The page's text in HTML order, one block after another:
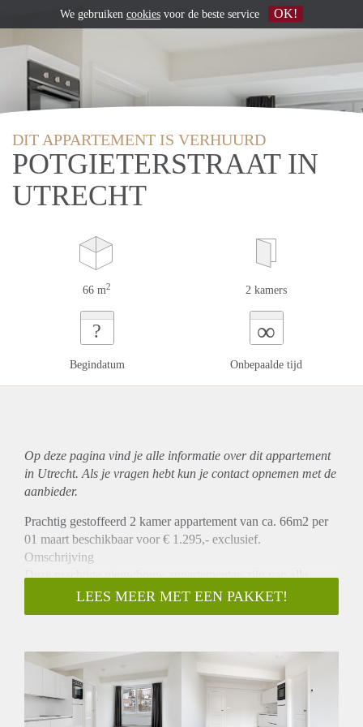
DIT APPARTEMENT IS VERHUURD
POTGIETERSTRAAT IN
UTRECHT
66 m2 2 kamers
?
Begindatum
∞
Onbepaalde tijd
Op deze pagina vind je alle informatie over ditappartement
in Utrecht. Als je vragen hebt kun je contact opnemen met de
aanbieder.
Prachtig gestoffeerd 2 kamer appartement van ca. 66m2 per
01 maart beschikbaar voor € 1.295,- exclusief.
Omschrijving
Deze prachtige nieuwbouw appartementen zijn van alle
gemakken voorzien. Ruime woonkamers en slaapkamers met
hoog plafond en veel licht inval. Open luxe keukens voorzien
ruime entree en separaat toilet. Deze kwalitatieve mooie
appartementen bieden woongenot voor de lange termijn.
Voor meer informatie, plattegronden, 360 tour of een video
verwijzen u graag door naar onze eigen website.
LEES MEER MET EEN PAKKET!
We gebruiken cookies voor de beste service OK!